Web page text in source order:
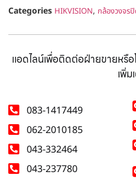
Categories HIKVISION, กล้องวงจร
แอดไลน์เพื่อติดต่อฝ่ายขายหรื
เพิ่ม
083-1417449
062-2010185
043-332464
043-237780